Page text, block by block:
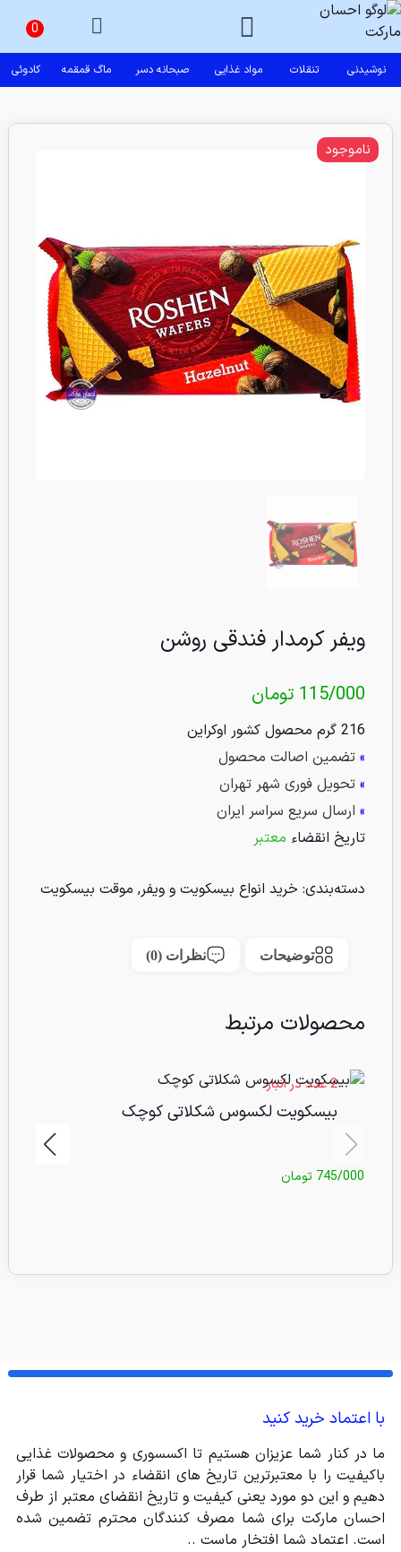
نوشیدنی تنقلات مواد غذایی صبحانه دسر ماگ قمقمه کادوئی
ویفر کرمدار فندقی روشن
115/000 تومان
216 گرم محصول کشور اوکراین
» تضمین اصالت محصول
» تحویل فوری شهر تهران
» ارسال سریع سراسر ایران
تاریخ انقضاء معتبر
ناموجود
دسته‌بندی: خرید انواع بیسکویت و ویفر, موقت بیسکویت
توضیحات نظرات (0)
محصولات مرتبط
2 عدد در انبار
بیسکویت لکسوس شکلاتی کوچک
745/000 تومان
با اعتماد خرید کنید
ما در کنار شما عزیزان هستیم تا اکسسوری و محصولات غذایی
باکیفیت را با معتبرترین تاریخ های انقضاء در اختیار شما قرار
دهیم و این دو مورد یعنی کیفیت و تاریخ انقضای معتبر از طرف
احسان مارکت برای شما مصرف کنندگان محترم تضمین شده
است. اعتماد شما افتخار ماست ..